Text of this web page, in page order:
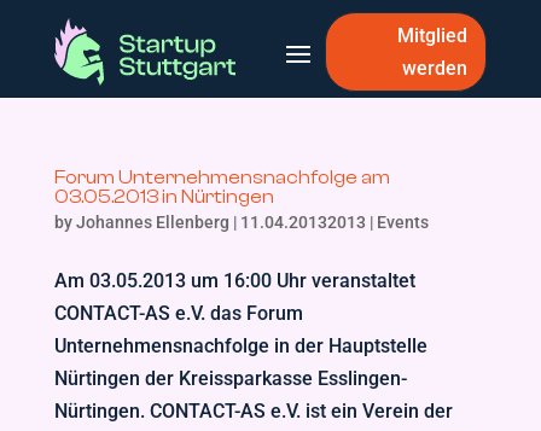
Mitglied
werden
Forum Unternehmensnachfolge am
03.05.2013 in Nürtingen
byJohannes Ellenberg | 11.04.20132013 | Events
Am 03.05.2013 um 16:00 Uhr veranstaltet
CONTACT-AS e.V. das Forum
Unternehmensnachfolge in der Hauptstelle
Nürtingen der Kreissparkasse Esslingen-
Nürtingen. CONTACT-AS e.V. ist ein Verein der